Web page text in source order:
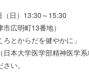
日）13:30～15:30
広明町13番地）
とからだを健やかに」
大学医学部精神医学系
い。